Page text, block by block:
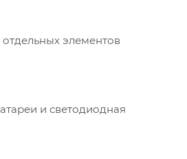
элементов
и светодиодная